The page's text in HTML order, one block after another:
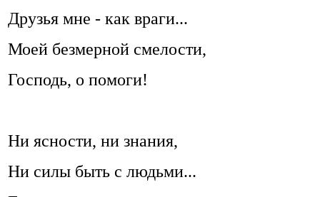
Друзья мне - как враги...
Моей безмерной смелости,
Господь, о помоги!
Ни ясности, ни знания,
Ни силы быть с людьми...